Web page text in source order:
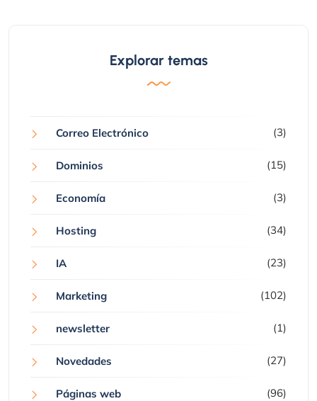
Explorar temas
Correo Electrónico (3)
Dominios (15)
Economía (3)
Hosting (34)
IA (23)
Marketing (102)
newsletter (1)
Novedades (27)
Páginas web (96)